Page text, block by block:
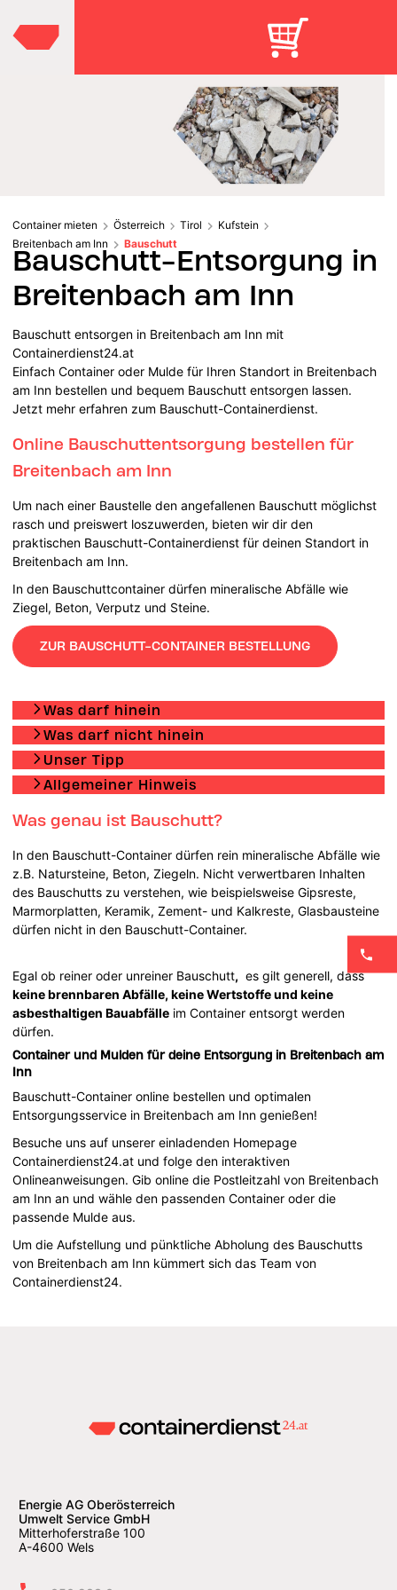
Container mieten Österreich Tirol
Kufstein
Breitenbach am Inn
Bauschutt
Bauschutt-Entsorgung in
Breitenbach am Inn
Bauschutt entsorgen in Breitenbach am Inn mit
Containerdienst24.at
Einfach Container oder Mulde für Ihren Standort in Breitenbach
am Inn bestellen und bequem Bauschutt entsorgen lassen.
Jetzt mehr erfahren zum Bauschutt-Containerdienst.
Online Bauschuttentsorgung bestellen für
Breitenbach am Inn
Um nach einer Baustelle den angefallenen Bauschutt möglichst
rasch und preiswert loszuwerden, bieten wir dir den
praktischen Bauschutt-Containerdienst für deinen Standort in
Breitenbach am Inn.
In den Bauschuttcontainer dürfen mineralische Abfälle wie
Ziegel, Beton, Verputz und Steine.
ZUR BAUSCHUTT-CONTAINER BESTELLUNG
Was darf hinein
Was darf nicht hinein
Unser Tipp
Allgemeiner Hinweis
Was genau ist Bauschutt?
In den Bauschutt-Container dürfen rein mineralische Abfälle wie
z.B. Natursteine, Beton, Ziegeln. Nicht verwertbaren Inhalten
des Bauschutts zu verstehen, wie beispielsweise Gipsreste,
Marmorplatten, Keramik, Zement- und Kalkreste, Glasbausteine
dürfen nicht in den Bauschutt-Container.
Egal ob reiner oder unreiner Bauschutt, es gilt generell, dass
keine brennbaren Abfälle, keine Wertstoffe und keine
asbesthaltigen Bauabfälle im Container entsorgt werden
dürfen.
Container und Mulden für deine Entsorgung in Breitenbach am
Inn
Bauschutt-Container online bestellen und optimalen
Entsorgungsservice in Breitenbach am Inn genießen!
Besuche uns auf unserer einladenden Homepage
Containerdienst24.at und folge den interaktiven
Onlineanweisungen. Gib online die Postleitzahl von Breitenbach
am Inn an und wähle den passenden Container oder die
passende Mulde aus.
Um die Aufstellung und pünktliche Abholung des Bauschutts
von Breitenbach am Inn kümmert sich das Team von
Containerdienst24.
Energie AG Oberösterreich
Umwelt Service GmbH
Mitterhoferstraße 100
A-4600 Wels